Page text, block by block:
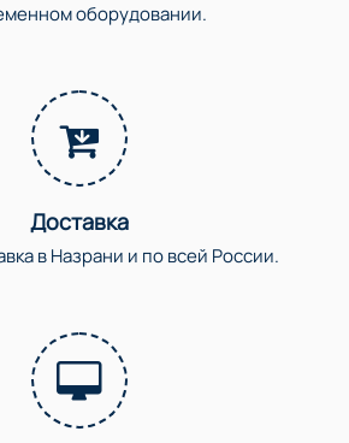
оборудовании.
Доставка
в Назрани и по всей России.